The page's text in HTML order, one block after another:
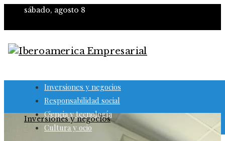
sábado, agosto 8
Inversiones y negocios
Responsabilidad social
Ciencia y tecnología
Cultura y ocio
Inversiones y negocios